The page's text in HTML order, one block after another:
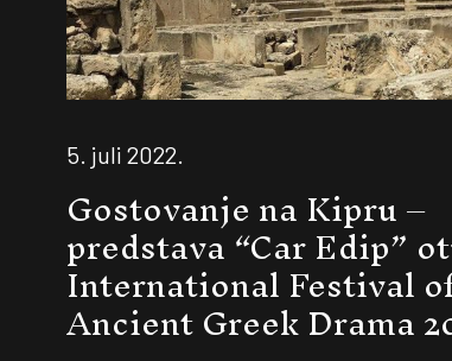
5. juli 2022.
Gostovanje na Kipru –
predstava “Car Edip”
International Festival
Ancient Greek Drama